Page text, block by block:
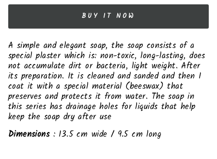
BUY IT NOW
A simple and elegant soap, the soap consists of a
special plaster which is: non-toxic, long-lasting, does
not accumulate dirt or bacteria, light weight. After
its preparation. It is cleaned and sanded and then I
coat it with a special material (beeswax) that
preserves and protects it from water. The soap in
this series has drainage holes for liquids that help
keep the soap dry after use
Dimensions : 13.5 cm wide / 9.5 cm long